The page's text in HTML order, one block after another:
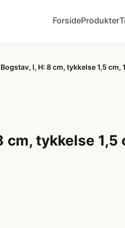
ForsideProdukter
Bogstav, I, H: 8 cm, tykkelse 1,5 cm,
cm, tykkelse 1,5